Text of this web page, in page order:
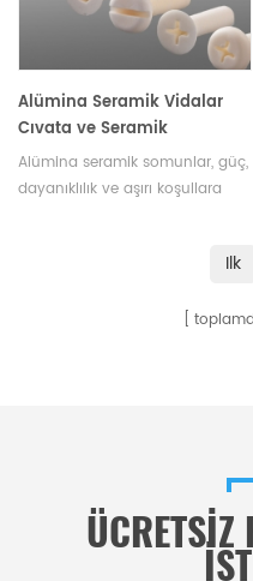
Alümina Seramik Vidalar
Cıvata ve Seramik
Somunlar
Alümina seramik somunlar, güç,
dayanıklılık ve aşırı koşullara
uygulamaları için mükemmelIlk
ÜCRETSIZ